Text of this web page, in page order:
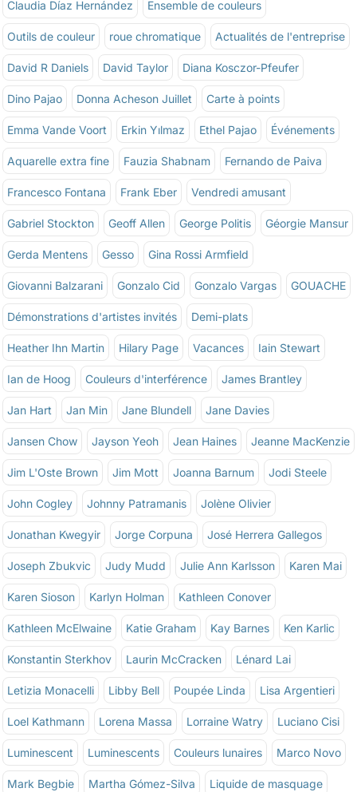
Claudia Díaz Hernández Ensemble de couleurs
Outils de couleur roue chromatique Actualités de l'entreprise
David R Daniels David Taylor Diana Kosczor-Pfeufer
Dino Pajao Donna Acheson Juillet Carte à points
Emma Vande Voort Erkin Yılmaz Ethel Pajao Événements
Aquarelle extra fine Fauzia Shabnam Fernando de Paiva
Francesco Fontana Frank Eber Vendredi amusant
Gabriel Stockton Geoff Allen George Politis Géorgie Mansur
Gerda Mentens Gesso Gina Rossi Armfield
Giovanni Balzarani Gonzalo Cid Gonzalo Vargas GOUACHE
Démonstrations d'artistes invités Demi-plats
Heather Ihn Martin Hilary Page Vacances Iain Stewart
Ian de Hoog Couleurs d'interférence James Brantley
Jan Hart Jan Min Jane Blundell Jane Davies
Jansen Chow Jayson Yeoh Jean Haines Jeanne MacKenzie
Jim L'Oste Brown Jim Mott Joanna Barnum Jodi Steele
John Cogley Johnny Patramanis Jolène Olivier
Jonathan Kwegyir Jorge Corpuna José Herrera Gallegos
Joseph Zbukvic Judy Mudd Julie Ann Karlsson Karen Mai
Karen Sioson Karlyn Holman Kathleen Conover
Kathleen McElwaine Katie Graham Kay Barnes Ken Karlic
Konstantin Sterkhov Laurin McCracken Lénard Lai
Letizia Monacelli Libby Bell Poupée Linda Lisa Argentieri
Loel Kathmann Lorena Massa Lorraine Watry Luciano Cisi
Luminescent Luminescents Couleurs lunaires Marco Novo
Mark Begbie Martha Gómez-Silva Liquide de masquage